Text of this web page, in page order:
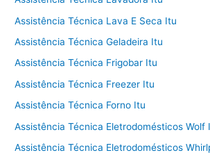
Assistência Técnica Lava E Seca Itu
Assistência Técnica Geladeira Itu
Assistência Técnica Frigobar Itu
Assistência Técnica Freezer Itu
Assistência Técnica Forno Itu
Assistência Técnica Eletrodomésticos Wolf
Assistência Técnica Eletrodomésticos